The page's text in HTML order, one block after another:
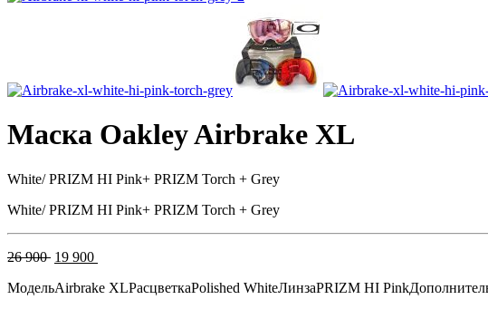
Маска Oakley Airbrake XL
White/ PRIZM HI Pink+ PRIZM Torch + Grey
White/ PRIZM HI Pink+ PRIZM Torch + Grey
26 900 Первоначальная
составляла
19 900
19
МодельAirbrake XLРасцветкаPolished WhiteЛинзаPRIZM HI Pink